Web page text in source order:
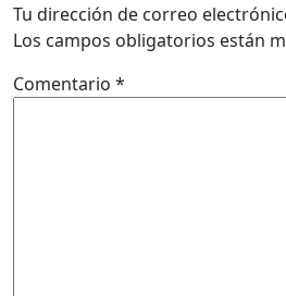
Tu dirección de correo
Los campos obligatorios están
Comentario *